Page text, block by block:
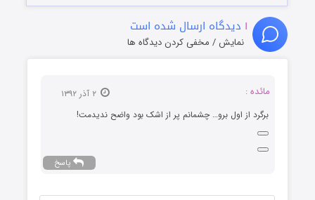
۱ دیدگاه ارسال شده است
نمایش / مخفی کردن دیدگاه ها
مائده :
برگرد از اول برو… چشمانم پر از اشک بود واضح ندیدمت!
پاسخ